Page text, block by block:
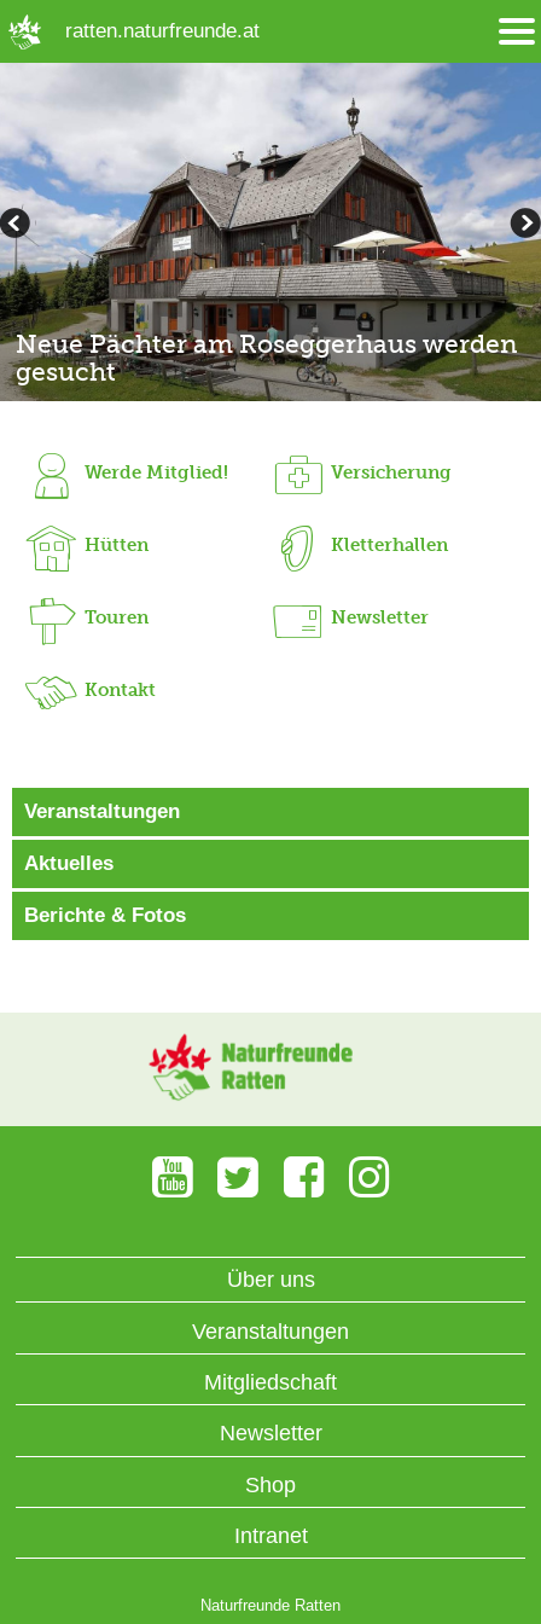
ratten.naturfreunde.at
Neue Pächter am Roseggerhaus werden
gesucht
Werde Mitglied! Versicherung
Hütten Kletterhallen
Touren Newsletter
Kontakt
Veranstaltungen
Aktuelles
Berichte & Fotos
Über uns
Veranstaltungen
Mitgliedschaft
Newsletter
Shop
Intranet
Naturfreunde Ratten